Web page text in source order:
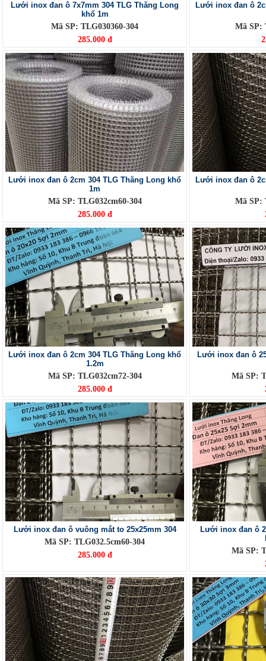
Lưới inox đan ô 7x7mm 304 TLG Thăng Long
khổ 1m
Mã SP: TLG030360-304
285.000 đ
Lưới inox đan ô
Mã SP:
Lưới inox đan ô 2cm 304 TLG Thăng Long khổ
1m
Mã SP: TLG032cm60-304
285.000 đ
Lưới inox đan ô
Mã SP:
Lưới inox đan ô 2cm 304 TLG Thăng Long khổ
1.2m
Mã SP: TLG032cm72-304
285.000 đ
Lưới inox đan ô
Mã SP:
Lưới inox đan ô vuông mắt to 25x25mm 304
Mã SP: TLG032.5cm60-304
285.000 đ
Lưới inox đan ô
Mã SP: